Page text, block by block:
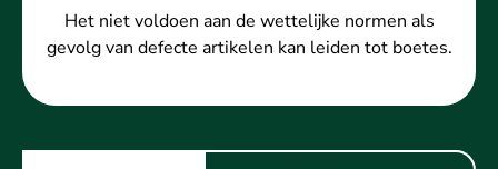
Het niet voldoen aan de wettelijke normen als
gevolg van defecte artikelen kan leiden tot boetes.